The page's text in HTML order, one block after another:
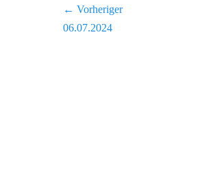
Beitragsnavigation
← Vorheriger
Vorheriger
06.07.2024